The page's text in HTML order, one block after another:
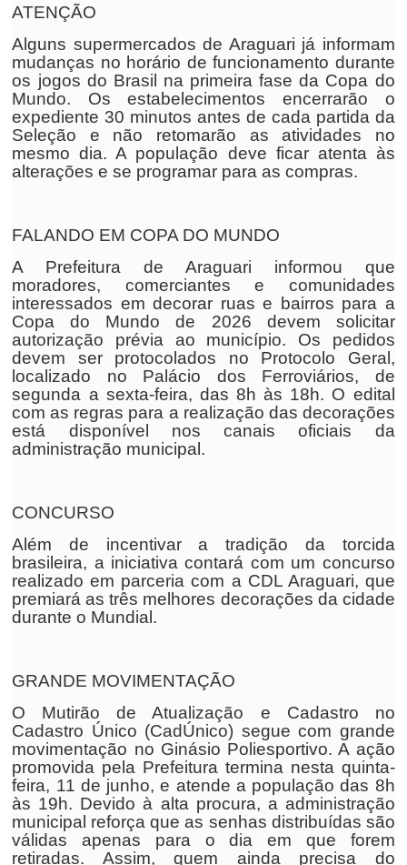
ATENÇÃO
Alguns supermercados de Araguari já informam
mudanças no horário de funcionamento durante
os jogos do Brasil na primeira fase da Copa do
Mundo. Os estabelecimentos encerrarão o
expediente 30 minutos antes de cada partida da
Seleção e não retomarão as atividades no
mesmo dia. A população deve ficar atenta às
alterações e se programar para as compras.
FALANDO EM COPA DO MUNDO
A Prefeitura de Araguari informou que
moradores, comerciantes e comunidades
interessados em decorar ruas e bairros para a
Copa do Mundo de 2026 devem solicitar
autorização prévia ao município. Os pedidos
devem ser protocolados no Protocolo Geral,
localizado no Palácio dos Ferroviários, de
segunda a sexta-feira, das 8h às 18h. O edital
com as regras para a realização das decorações
está disponível nos canais oficiais da
administração municipal.
CONCURSO
Além de incentivar a tradição da torcida
brasileira, a iniciativa contará com um concurso
realizado em parceria com a CDL Araguari, que
premiará as três melhores decorações da cidade
durante o Mundial.
GRANDE MOVIMENTAÇÃO
O Mutirão de Atualização e Cadastro no
Cadastro Único (CadÚnico) segue com grande
movimentação no Ginásio Poliesportivo. A ação
promovida pela Prefeitura termina nesta quinta-
feira, 11 de junho, e atende a população das 8h
às 19h. Devido à alta procura, a administração
municipal reforça que as senhas distribuídas são
válidas apenas para o dia em que forem
retiradas. Assim, quem ainda precisa do